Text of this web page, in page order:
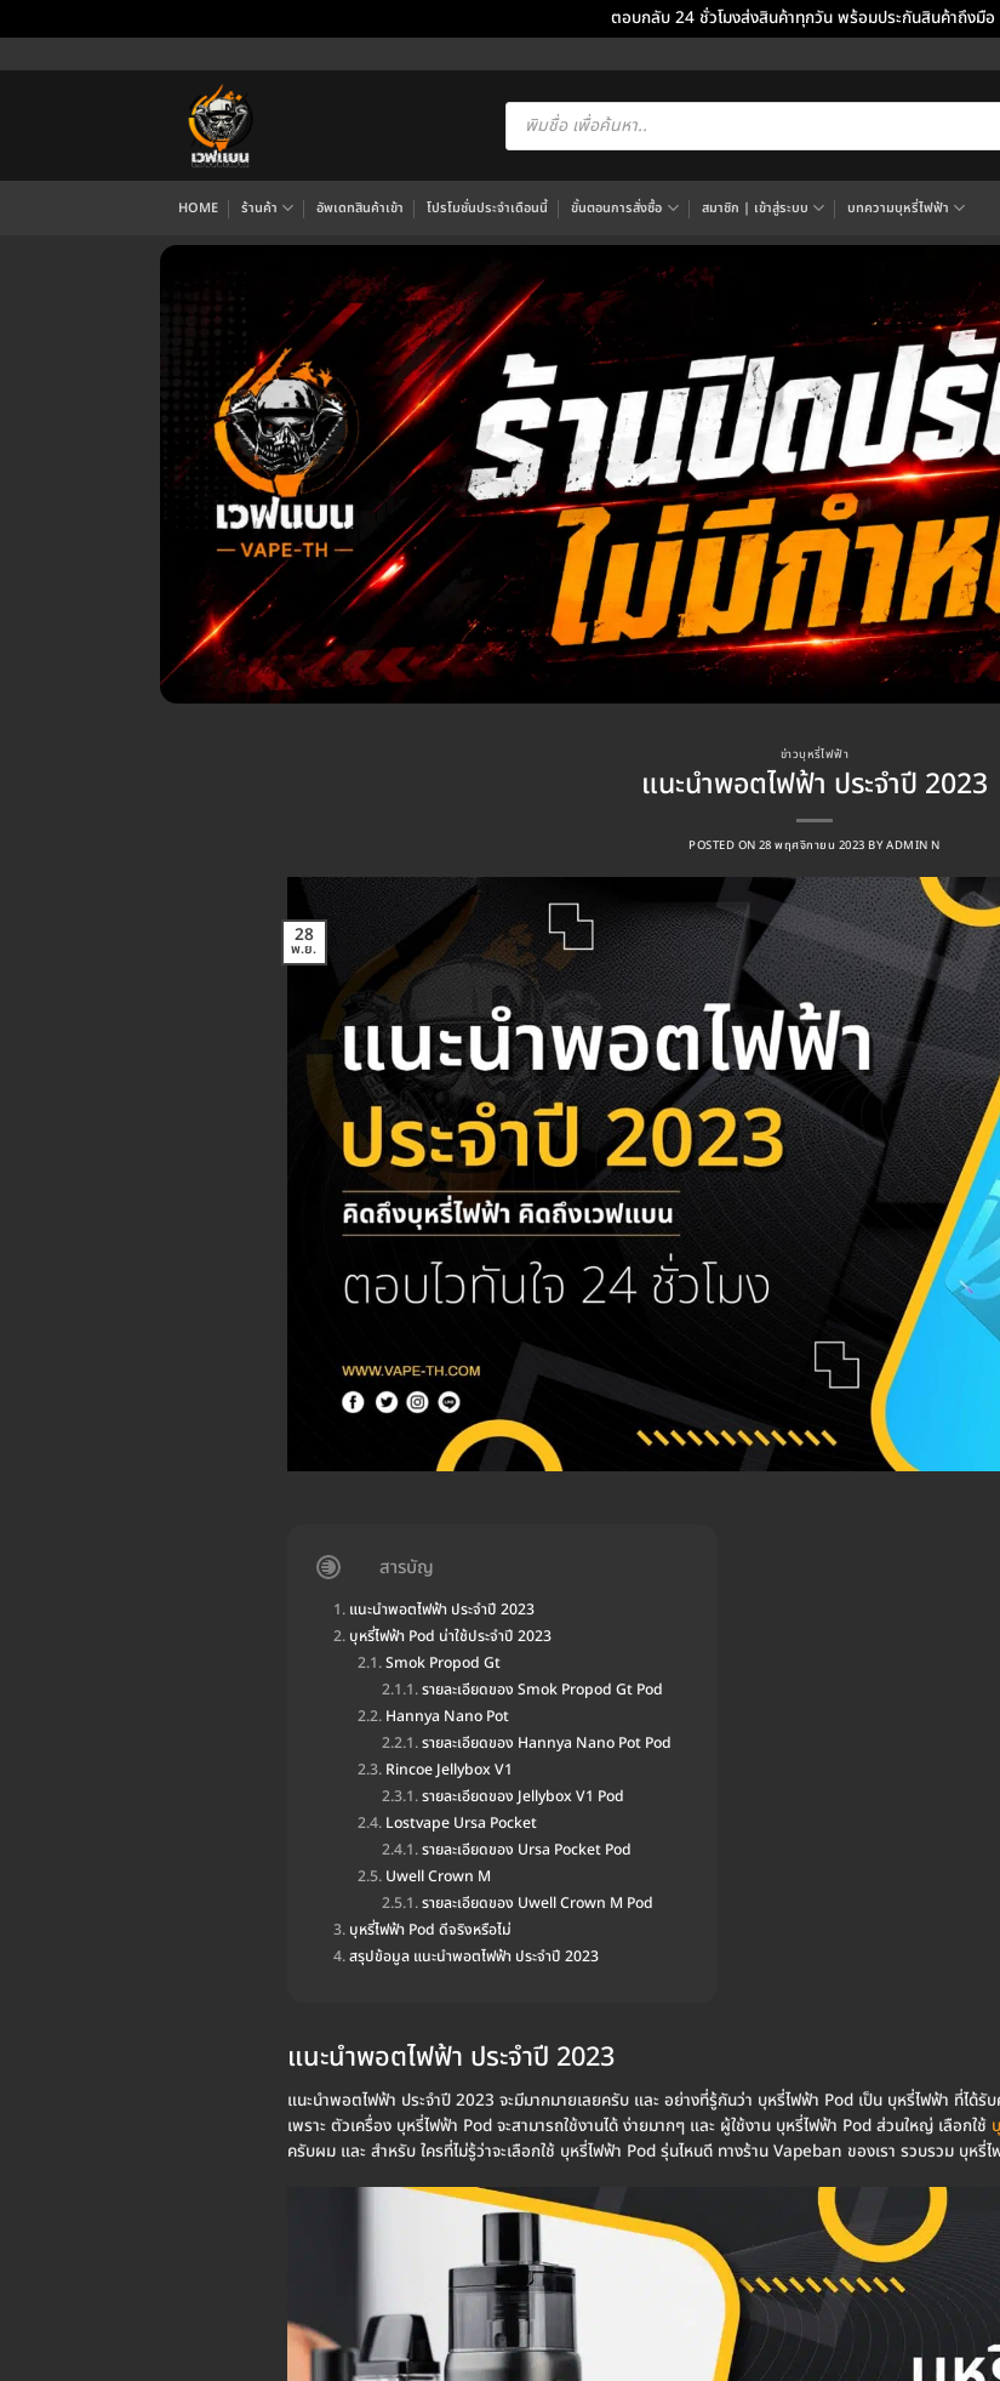
ตอบกลับ 24 ชั่วโมงส่งสินค้าทุกวัน พร้อมประกันสินค้าถึงมือ
ไป
Products
search
HOME ร้านค้า อัพเดทสินค้าเข้า โปรโมชั่นประจำเดือนนี้ ขั้นตอนการสั่งซื้อ สมาชิก | เข้าสู่ระบบ บทความบุหรี่ไฟฟ้า
ข่าวบุหรี่ไฟฟ้า
แนะนำพอตไฟฟ้า ประจำปี 2023
POSTED ON 28 พฤศจิกายน 2023 BYADMIN N
28
พ.ย.
สารบัญ
แนะนำพอตไฟฟ้า ประจำปี 2023
บุหรี่ไฟฟ้า Pod น่าใช้ประจำปี 2023
Smok Propod Gt
รายละเอียดของ Smok Propod Gt Pod
Hannya Nano Pot
รายละเอียดของ Hannya Nano Pot Pod
Rincoe Jellybox V1
รายละเอียดของ Jellybox V1 Pod
Lostvape Ursa Pocket
รายละเอียดของ Ursa Pocket Pod
Uwell Crown M
รายละเอียดของ Uwell Crown M Pod
บุหรี่ไฟฟ้า Pod ดีจริงหรือไม่
สรุปข้อมูล แนะนำพอตไฟฟ้า ประจำปี 2023
แนะนำพอตไฟฟ้า ประจำปี 2023
แนะนำพอตไฟฟ้า ประจำปี 2023 จะมีมากมายเลยครับ และ อย่างที่รู้กันว่า บุหรี่ไฟฟ้า Pod เป็น บุหรี่ไฟฟ้า ที่ได้รั
เพราะ ตัวเครื่อง บุหรี่ไฟฟ้า Pod จะสามารถใช้งานได้ ง่ายมากๆ และ ผู้ใช้งาน บุหรี่ไฟฟ้า Pod ส่วนใหญ่ เลือกใช้
ครับผม และ สำหรับ ใครที่ไม่รู้ว่าจะเลือกใช้ บุหรี่ไฟฟ้า Pod รุ่นไหนดี ทางร้าน Vapeban ของเรา รวบรวม บุหรี่